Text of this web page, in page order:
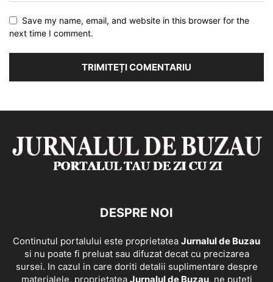
Save my name, email, and website in this browser for the
next time I comment.
DESPRE NOI
Continutul portalului este proprietatea Jurnalul de Buzau
si nu poate fi preluat sau difuzat decat cu precizarea
sursei. In cazul in care doriti detalii suplimentare despre
materialele, proprietatea Jurnalul de Buzau, ne puteti